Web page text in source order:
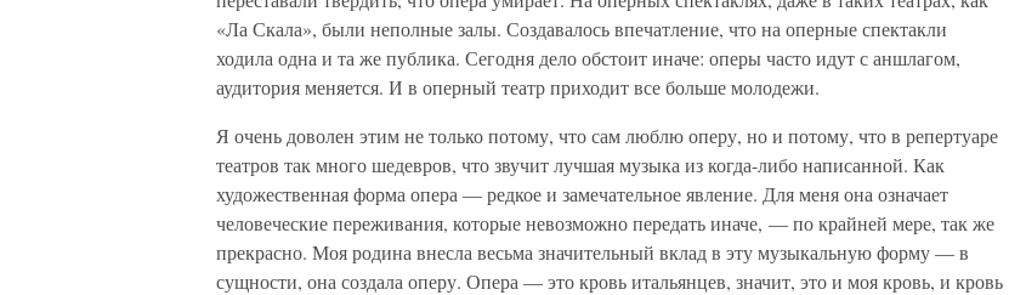
«Ла Скала», были неполные залы. Создавалось впечатление, что на оперные спектакли
ходила одна и та же публика. Сегодня дело обстоит иначе: оперы часто идут с аншлагом,
аудитория меняется. И в оперный театр приходит все больше молодежи.
Я очень доволен этим не только потому, что сам люблю оперу, но и потому, что в репертуаре
театров так много шедевров, что звучит лучшая музыка из когда-либо написанной. Как
художественная форма опера — редкое и замечательное явление. Для меня она означает
человеческие переживания, которые невозможно передать иначе, — по крайней мере, так же
прекрасно. Моя родина внесла весьма значительный вклад в эту музыкальную форму — в
сущности, она создала оперу. Опера — это кровь итальянцев, значит, это и моя кровь, и кровь